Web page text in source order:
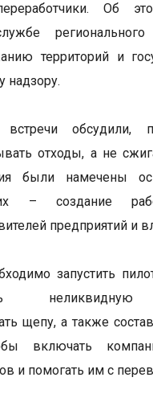
Об
регионального
территорий и
встречи обсудили,
отходы, а не
были намечены
– создание
предприятий и
запустить
щепу, а также
включать
и помогать им с